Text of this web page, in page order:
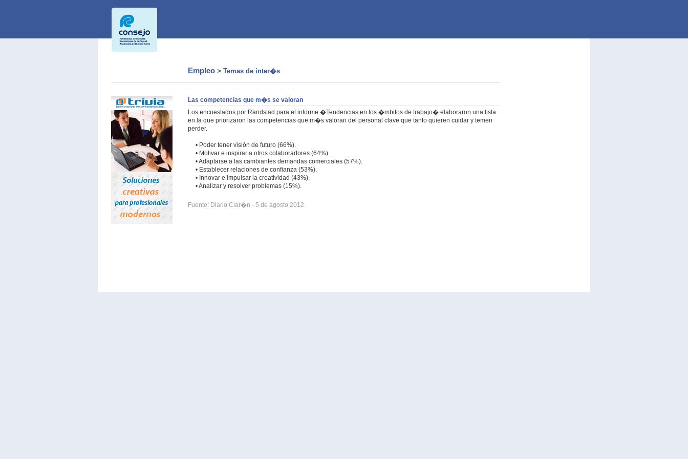
Empleo > Temas de inter�s
Las competencias que m�s se valoran
Los encuestados por Randstad para el informe �Tendencias en los �mbitos de trabajo� elaboraron una lista
en la que priorizaron las competencias que m�s valoran del personal clave que tanto quieren cuidar y temen
perder.
• Poder tener visión de futuro (66%).
• Motivar e inspirar a otros colaboradores (64%).
• Adaptarse a las cambiantes demandas comerciales (57%).
• Establecer relaciones de confianza (53%).
• Innovar e impulsar la creatividad (43%).
• Analizar y resolver problemas (15%).
Fuente: Diario Clar�n - 5 de agosto 2012